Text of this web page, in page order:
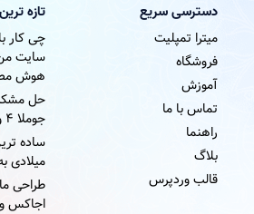
دسترسی سریع
میترا تمپلیت
فروشگاه
آموزش
تماس با ما
راهنما
بلاگ
قالب وردپرس
تازه
چی کار
سایت
هوش
حل
جوملا ۴ و ۵ فارسی
ساده
طراحی
اجاکس